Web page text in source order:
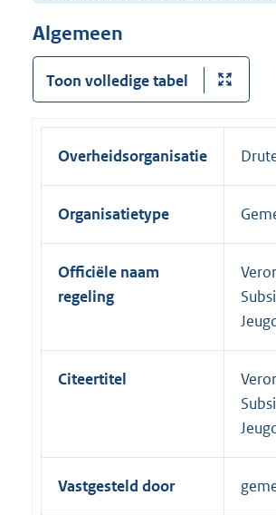
Algemeen
Toon volledige tabel
Overheidsorganisatie
Organisatietype
Officiële naam
regeling
Citeertitel
Vastgesteld door